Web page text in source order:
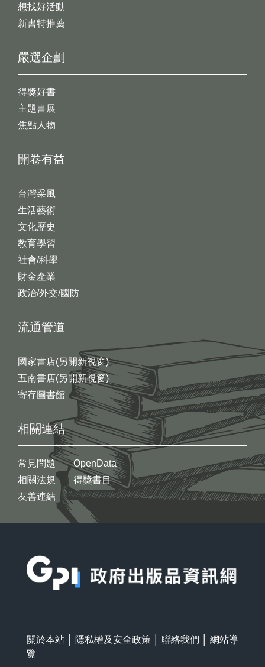
想找好活動
新書特推薦
開卷有益
台灣采風
生活藝術
文化歷史
教育學習
社會/科學
財金產業
政治/外交/國防
嚴選企劃
得獎好書
主題書展
焦點人物
流通管道
國家書店(另開新視窗)
五南書店(另開新視窗)
寄存圖書館
相關連結
常見問題
相關法規
友善連結
OpenData
得獎書目
關於本站 隱私權及安全政策 聯絡我們
網站導
覽